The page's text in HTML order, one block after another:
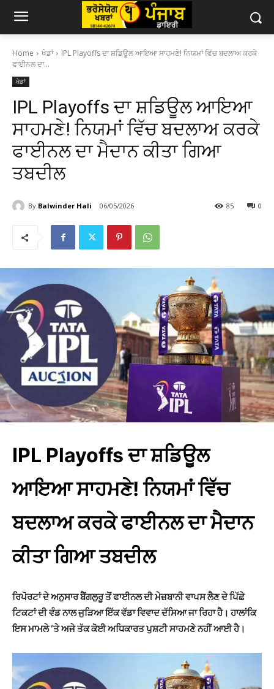
Home ਖੇਡਾਂ
IPL Playoffs ਦਾ ਸ਼ਡਿਊਲ ਆਇਆ ਸਾਹਮਣੇ! ਨਿਯਮਾਂ ਵਿੱਚ ਬਦਲਾਅ ਕਰਕੇ
ਫਾਈਨਲ ਦਾ...
ਖੇਡਾਂ
IPL Playoffs ਦਾ ਸ਼ਡਿਊਲ ਆਇਆ
ਸਾਹਮਣੇ! ਨਿਯਮਾਂ ਵਿੱਚ ਬਦਲਾਅ ਕਰਕੇ
ਫਾਈਨਲ ਦਾ ਮੈਦਾਨ ਕੀਤਾ ਗਿਆ
ਤਬਦੀਲ
By Balwinder Hali 06/05/2026 0
85
IPL Playoffs ਦਾ ਸ਼ਡਿਊਲ
ਆਇਆ ਸਾਹਮਣੇ! ਨਿਯਮਾਂ ਵਿੱਚ
ਬਦਲਾਅ ਕਰਕੇ ਫਾਈਨਲ ਦਾ ਮੈਦਾਨ
ਕੀਤਾ ਗਿਆ ਤਬਦੀਲ
ਰਿਪੋਰਟਾਂ ਦੇ ਅਨੁਸਾਰ ਬੈਂਗਲੁਰੂ ਤੋਂ ਫਾਈਨਲ ਦੀ ਮੇਜ਼ਬਾਨੀ ਵਾਪਸ ਲੈਣ ਦੇ ਪਿੱਛੇ
ਟਿਕਟਾਂ ਦੀ ਵੰਡ ਨਾਲ ਜੁੜਿਆ ਇੱਕ ਵੱਡਾ ਵਿਵਾਦ ਦੱਸਿਆ ਜਾ ਰਿਹਾ ਹੈ। ਹਾਲਾਂਕਿ
ਇਸ ਮਾਮਲੇ ‘ਤੇ ਅਜੇ ਤੱਕ ਕੋਈ ਅਧਿਕਾਰਤ ਪੁਸ਼ਟੀ ਸਾਹਮਣੇ ਨਹੀਂ ਆਈ ਹੈ।